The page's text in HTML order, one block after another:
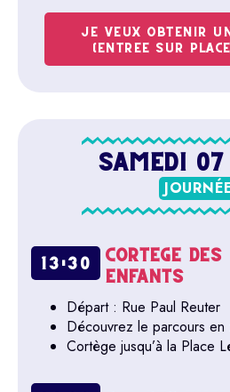
JE VEUX OBTENIR
(ENTREE SUR
SAMEDI 07
13:30
CORTÈGE DES
ENFANTS
Départ : Rue Paul Reuter
Découvrez le parcours en
Cortège jusqu’à la Place